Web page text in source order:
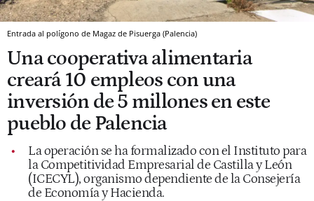
Entrada al polígono de Magaz de Pisuerga (Palencia)
Una cooperativa alimentaria
creará 10 empleos con una
inversión de 5 millones en este
pueblo de Palencia
La operación se ha formalizado con el Instituto para
la Competitividad Empresarial de Castilla y León
(ICECYL), organismo dependiente de la Consejería
de Economía y Hacienda.